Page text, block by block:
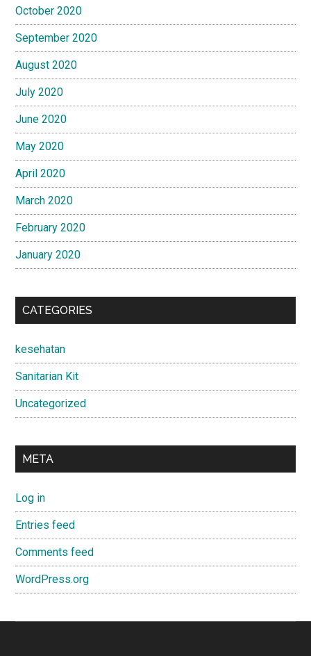
October 2020
September 2020
August 2020
July 2020
June 2020
May 2020
April 2020
March 2020
February 2020
January 2020
CATEGORIES
kesehatan
Sanitarian Kit
Uncategorized
META
Log in
Entries feed
Comments feed
WordPress.org